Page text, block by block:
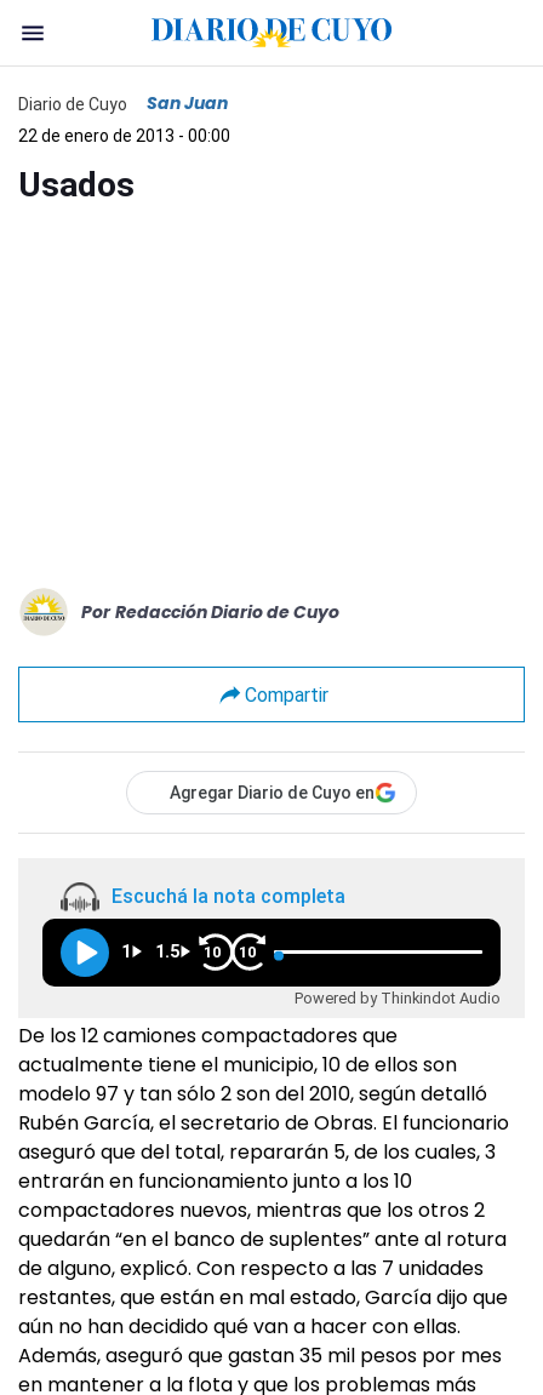
Diario de Cuyo San Juan
22 de enero de 2013 - 00:00
Usados
Por Redacción Diario de Cuyo
Compartir
Agregar Diario de Cuyo en
Escuchá la nota completa
1 1.5 10 10
Powered by Thinkindot Audio
De los 12 camiones compactadores que
actualmente tiene el municipio, 10 de ellos son
modelo 97 y tan sólo 2 son del 2010, según detalló
Rubén García, el secretario de Obras. El funcionario
aseguró que del total, repararán 5, de los cuales, 3
entrarán en funcionamiento junto a los 10
compactadores nuevos, mientras que los otros 2
quedarán “en el banco de suplentes” ante al rotura
de alguno, explicó. Con respecto a las 7 unidades
restantes, que están en mal estado, García dijo que
aún no han decidido qué van a hacer con ellas.
Además, aseguró que gastan 35 mil pesos por mes
en mantener a la flota y que los problemas más